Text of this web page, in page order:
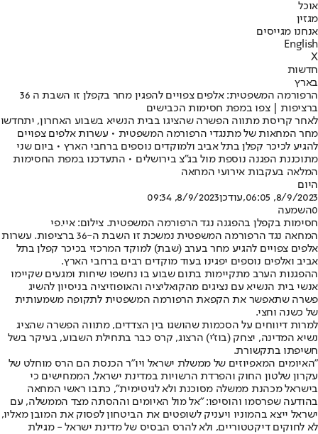
אוכל
מגזין
אנחנו מגייסים
English
X
חדשות
בארץ
הרפורמה המשפטית: אלפים צפויים להפגין מחר בקפלן זו השבת ה 36
ברציפות | צפו במפת חסימות הכבישים
לאחר קריסת מתווה הפשרה שהציגו בבית הנשיא בשבוע האחרון, יתחדשו
מחר המחאות של מתנגדי הרפורמה המשפטית • עשרות אלפים צפויים
להגיע לכיכר קפלן בתל אביב ולמוקדים נוספים ברחבי הארץ • ביום שני
מתוכננת הפגנה נוספת מול בג"צ בירושלים • התעדכנו במפת החסימות
המלאה בעקבות אירועי המחאה
היום
8/9/2023, 06:05
,עודכן8/9/2023, 09:34
0השמעה
חסימות בקפלן בהפגנה נגד הרפורמה המשפטית. צילום: איי.פי
המחאה נגד הרפורמה המשפטית נמשכת זו השבת ה-36 ברציפות. עשרות
אלפים צפויים להגיע מחר בערב (שבת) למוקד המרכזי בכיכר קפלן בתל
אביב ואלפים נוספים יפגינו בעוד מוקדים רבים ברחבי הארץ.
ההפגנות הערב מתקיימות בתום שבוע בו נחשפו שיחות ומגעים שקיימו
אנשי בית הנשיא עם נציגים מהקואליציה והאופוזיציה בניסיון להשיג
פשרה שתאפשר את הקפאת הרפורמה המשפטית לתקופה משמעותית
של כשנה וחצי.
למרות דיווחים על הסכמות שהושגו בין הצדדים, מתווה הפשרה שהציג
נשיא המדינה, יצחק (בוז'י) הרצוג, קרס כבר בתחילת השבוע, בעיקר בשל
חשיפתו בתקשורת.
"האיומים המאפיוזים של ממשלת ישראל ויו״ר הכנסת הם הרס מוחלט של
עקרון שלטון החוק והפרדת הרשויות במדינת ישראל, הממחישים כי
בישראל מכהנת ממשלה מסוכנת ולא לגיטימית", כתבו ראשי המחאה
בהודעה שפרסמו והוסיפו: "אל מול האיומים וההסתה מצד הממשלה, עם
ישראל ייצא בהמוניו ויעניק לשופטים את הביטחון לפסוק את המובן מאליו,
לא לחוקים דיקטטוריים, ולא להרס הבסיס של מדינת ישראל - מגילת